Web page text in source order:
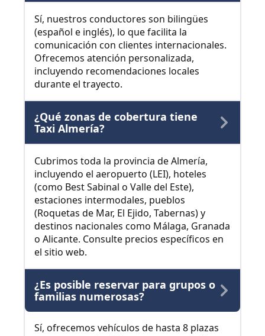
Sí, nuestros conductores son bilingües
(español e inglés), lo que facilita la
comunicación con clientes internacionales.
Ofrecemos atención personalizada,
incluyendo recomendaciones locales
durante el trayecto.
¿Qué zonas de cobertura tiene
Taxi Almería?
Cubrimos toda la provincia de Almería,
incluyendo el aeropuerto (LEI), hoteles
(como Best Sabinal o Valle del Este),
estaciones intermodales, pueblos
(Roquetas de Mar, El Ejido, Tabernas) y
destinos nacionales como Málaga, Granada
o Alicante. Consulte precios específicos en
el sitio web.
¿Es posible reservar para grupos o
familias numerosas?
Sí, ofrecemos vehículos de hasta 8 plazas